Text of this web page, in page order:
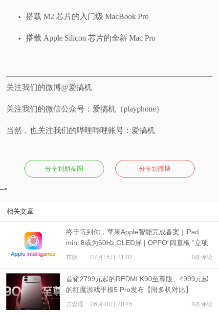
搭载 M2 芯片的入门级 MacBook Pro
搭载 Apple Silicon 芯片的全新 Mac Pro
关注我们的微博@爱搞机
关注我们的微信公众号：爱搞机（playphone）
当然，也关注我们的哔哩哔哩账号：爱搞机
分享到朋友圈 分享到微博
-->
相关文章
终于等到你，苹果Apple智能完成备案 | iPad
mini 8或为60Hz OLED屏 | OPPO“阔直板 ”立项
布朗 07月15日 21:02 0条评论
首销2799元起的REDMI K90至尊版、4999元起
的红魔游戏平板5 Pro发布【附多机对比】
方查理 06月30日 20:45 0条评论